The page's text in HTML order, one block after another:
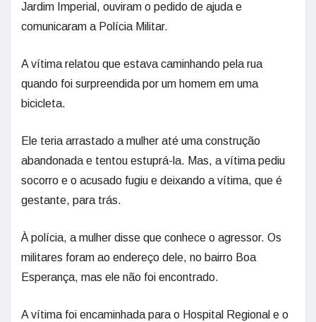
Jardim Imperial, ouviram o pedido de ajuda e
comunicaram a Polícia Militar.
A vítima relatou que estava caminhando pela rua
quando foi surpreendida por um homem em uma
bicicleta.
Ele teria arrastado a mulher até uma construção
abandonada e tentou estuprá-la. Mas, a vítima pediu
socorro e o acusado fugiu e deixando a vítima, que é
gestante, para trás.
À polícia, a mulher disse que conhece o agressor. Os
militares foram ao endereço dele, no bairro Boa
Esperança, mas ele não foi encontrado.
A vítima foi encaminhada para o Hospital Regional e o